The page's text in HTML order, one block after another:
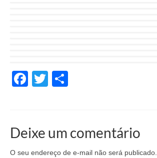
Facebook
Twitter
Deixe um comentário
O seu endereço de e-mail não será publicado.